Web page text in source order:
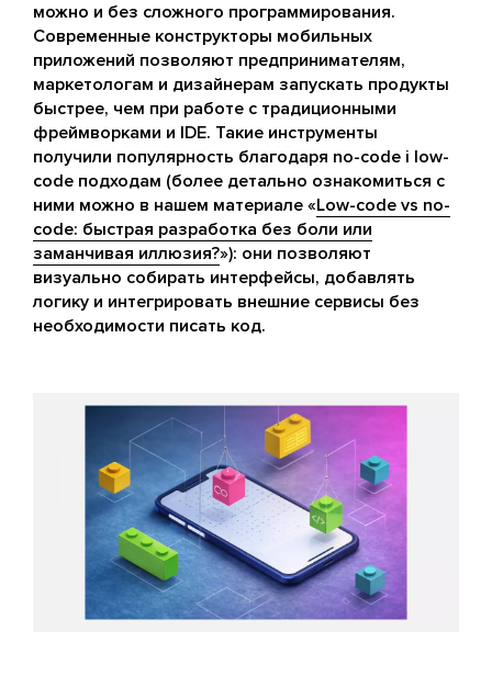
можно и без сложного программирования.
Современные конструкторы мобильных
приложений позволяют предпринимателям,
маркетологам и дизайнерам запускать продукты
быстрее, чем при работе с традиционными
фреймворками и IDE. Такие инструменты
получили популярность благодаря no-code і low-
code подходам (более детально ознакомиться с
ними можно в нашем материале «Low-code vs no-
code: быстрая разработка без боли или
заманчивая иллюзия?»): они позволяют
визуально собирать интерфейсы, добавлять
логику и интегрировать внешние сервисы без
необходимости писать код.